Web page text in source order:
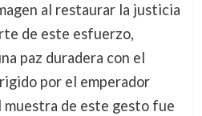
al restaurar la justicia
de este esfuerzo,
paz duradera con el
por el emperador
muestra de este gesto fue